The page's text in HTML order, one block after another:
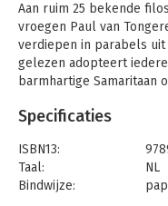
Aan ruim 25 bekende
vroegen Paul van
verdiepen in parabels uit
gelezen adopteert
barmhartige Samaritaan
commentaar voorzien.
parabels en hun immer
Specificaties
ISBN13:
Taal:
NL
Bindwijze: